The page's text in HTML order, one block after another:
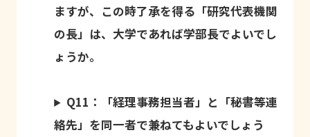
ますが、この時了承を得る「研究代表機関
の長」は、大学であれば学部長でよいでし
ょうか。
Q11：「経理事務担当者」と「秘書等連
絡先」を同一者で兼ねてもよいでしょう